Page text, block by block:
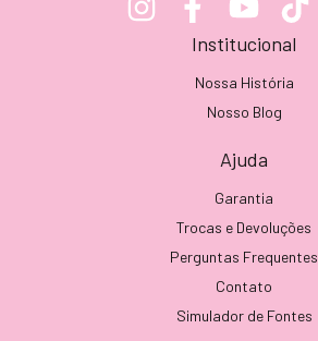
Institucional
Nossa História
Nosso Blog
Ajuda
Garantia
Trocas e Devoluções
Perguntas Frequentes
Contato
Simulador de Fontes